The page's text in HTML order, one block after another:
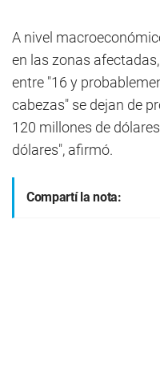
A nivel
en las zonas
entre "16 y
cabezas" se dejan de
120 millones de
dólares", afirmó.
Compartí la nota: